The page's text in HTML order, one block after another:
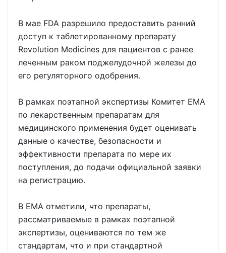
В мае FDA разрешило предоставить ранний
доступ к таблетированному препарату
Revolution Medicines для пациентов с ранее
леченным раком поджелудочной железы до
его регуляторного одобрения.
В рамках поэтапной экспертизы Комитет EMA
по лекарственным препаратам для
медицинского применения будет оценивать
данные о качестве, безопасности и
эффективности препарата по мере их
поступления, до подачи официальной заявки
на регистрацию.
В EMA отметили, что препараты,
рассматриваемые в рамках поэтапной
экспертизы, оцениваются по тем же
стандартам, что и при стандартной